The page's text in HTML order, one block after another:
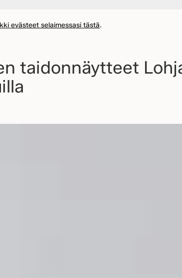
evästeet selaimessasi tästä.
taidonnäytteet